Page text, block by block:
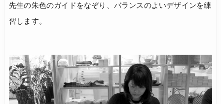
先生の朱色のガイドをなぞり、バランスのよいデザインを練
習します。